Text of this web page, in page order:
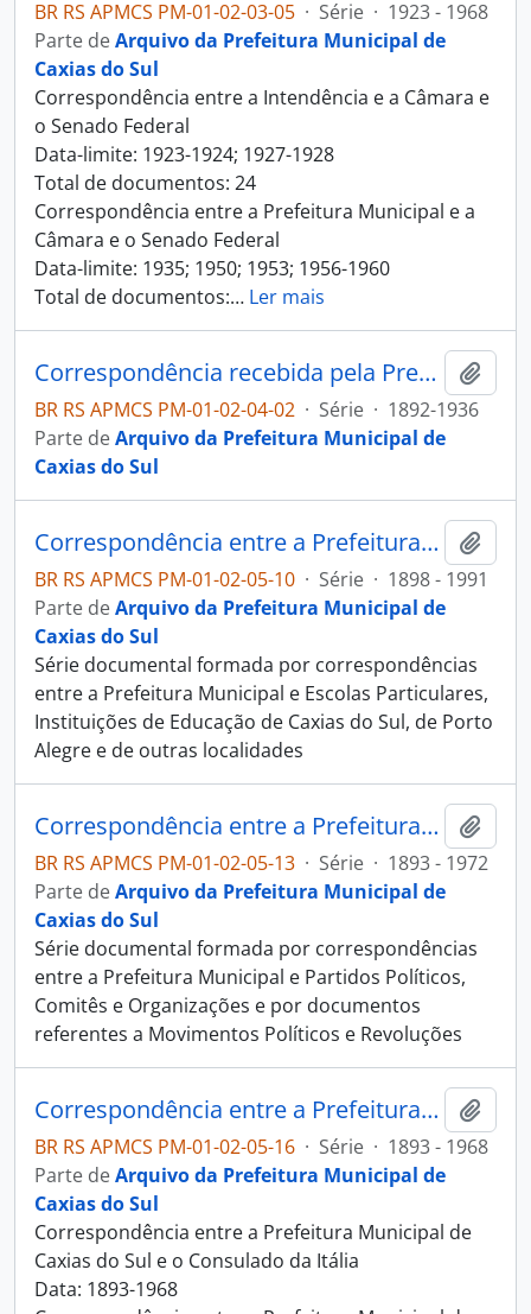
BR RS APMCS PM-01-02-03-05 · Série · 1923 - 1968
Parte deArquivo da Prefeitura Municipal de
Caxias do Sul
Correspondência entre a Intendência e a Câmara e
o Senado Federal
Data-limite: 1923-1924; 1927-1928
Total de documentos: 24
Correspondência entre a Prefeitura Municipal e a
Câmara e o Senado Federal
Data-limite: 1935; 1950; 1953; 1956-1960
Total de documentos:… Ler mais
Correspondência recebida pela Prefeitura da Câmara Municipal
BR RS APMCS PM-01-02-04-02 · Série · 1892-1936
Parte deArquivo da Prefeitura Municipal de
Caxias do Sul
Correspondência entre a Prefeitura Municipal e Instituições de Educação
BR RS APMCS PM-01-02-05-10 · Série · 1898 - 1991
Parte deArquivo da Prefeitura Municipal de
Caxias do Sul
Série documental formada por correspondências
entre a Prefeitura Municipal e Escolas Particulares,
Instituições de Educação de Caxias do Sul, de Porto
Alegre e de outras localidades
Correspondência entre a Prefeitura Municipal e Instituições Políticas
BR RS APMCS PM-01-02-05-13 · Série · 1893 - 1972
Parte deArquivo da Prefeitura Municipal de
Caxias do Sul
Série documental formada por correspondências
entre a Prefeitura Municipal e Partidos Políticos,
Comitês e Organizações e por documentos
referentes a Movimentos Políticos e Revoluções
Correspondência entre a Prefeitura Municipal e Consulados
BR RS APMCS PM-01-02-05-16 · Série · 1893 - 1968
Parte deArquivo da Prefeitura Municipal de
Caxias do Sul
Correspondência entre a Prefeitura Municipal de
Caxias do Sul e o Consulado da Itália
Data: 1893-1968